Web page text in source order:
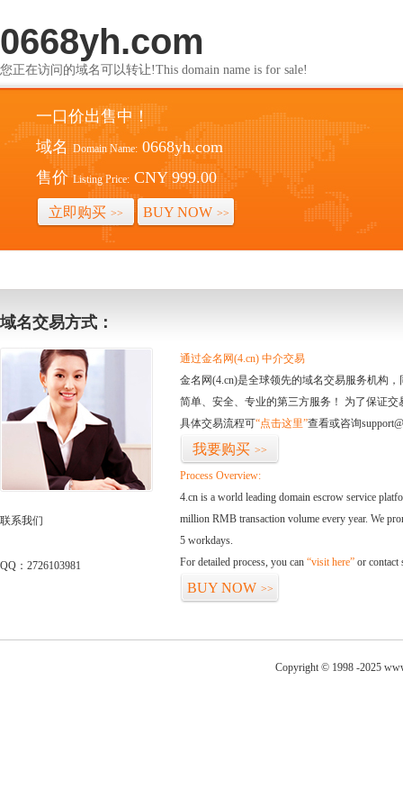
0668yh.com
您正在访问的域名可以转让!This domain name is for sale!
一口价出售中！
域名 Domain Name: 0668yh.com
售价 Listing Price: CNY 999.00
立即购买 >> BUY NOW >>
域名交易方式：
联系我们
QQ：2726103981
通过金名网(4.cn) 中介交易
金名网(4.cn)是全球领先的域名交易服务机构
简单、安全、专业的第三方服务！ 为了保证
具体交易流程可“点击这里”查看或咨询
我要购买 >>
Process Overview:
4.cn is a world leading domain escrow service
million RMB transaction volume every year. We
5 workdays.
For detailed process, you can “visit here” or contact
BUY NOW >>
Copyright © 1998 -2025